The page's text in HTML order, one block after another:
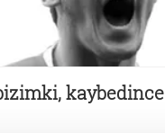
kaybedince